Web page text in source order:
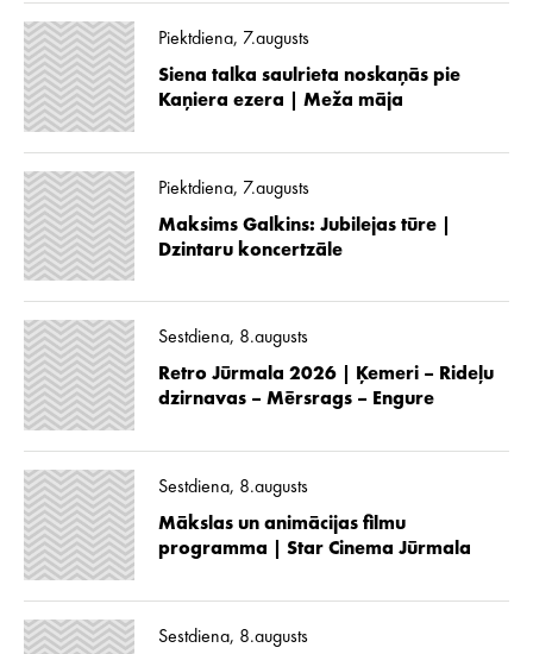
Piektdiena, 7.augusts
Siena talka saulrieta noskaņās pie
Kaņiera ezera | Meža māja
Piektdiena, 7.augusts
Maksims Galkins: Jubilejas tūre |
Dzintaru koncertzāle
Sestdiena, 8.augusts
Retro Jūrmala 2026 | Ķemeri – Rideļu
dzirnavas – Mērsrags – Engure
Sestdiena, 8.augusts
Mākslas un animācijas filmu
programma | Star Cinema Jūrmala
Sestdiena, 8.augusts